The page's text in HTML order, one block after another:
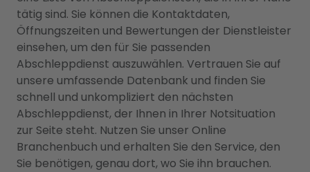
tätig sind. Sie können die Kontaktdaten,
Öffnungszeiten und Bewertungen der Dienstleister
einsehen, um den für Sie passenden
Abschleppdienst auszuwählen. Vertrauen Sie auf
unsere umfassende Datenbank und finden Sie
schnell und unkompliziert den nächsten
Abschleppdienst, der Ihnen in Ihrer Notsituation
zur Seite steht. Nutzen Sie unser Online
Branchenbuch und erhalten Sie den Service, den
Sie benötigen, genau dort, wo Sie ihn brauchen.